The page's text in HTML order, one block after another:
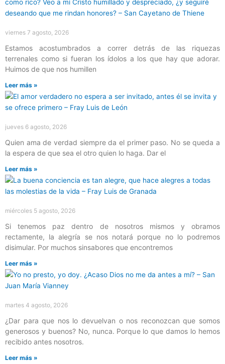
viernes 7 agosto, 2026
Estamos acostumbrados a correr detrás de las riquezas
terrenales como si fueran los ídolos a los que hay que adorar.
Huimos de que nos humillen
Leer más »
jueves 6 agosto, 2026
Quien ama de verdad siempre da el primer paso. No se queda a
la espera de que sea el otro quien lo haga. Dar el
Leer más »
miércoles 5 agosto, 2026
Si tenemos paz dentro de nosotros mismos y obramos
rectamente, la alegría se nos notará porque no lo podremos
disimular. Por muchos sinsabores que encontremos
Leer más »
martes 4 agosto, 2026
¿Dar para que nos lo devuelvan o nos reconozcan que somos
generosos y buenos? No, nunca. Porque lo que damos lo hemos
recibido antes nosotros.
Leer más »